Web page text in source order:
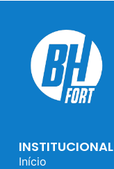
INSTITUCIONAL
Início